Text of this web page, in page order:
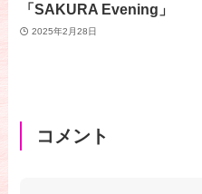
「SAKURA Evening」
2025年2月28日
コメント